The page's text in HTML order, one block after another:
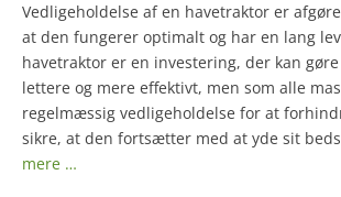
Vedligeholdelse af en havetraktor er
at den fungerer optimalt og har en lang
havetraktor er en investering, der kan
lettere og mere effektivt, men som alle
regelmæssig vedligeholdelse for at
sikre, at den fortsætter med at yde sit
mere …